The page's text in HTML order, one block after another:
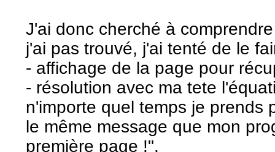
J'ai donc cherché à
j'ai pas trouvé, j'ai tenté de le
- affichage de la page pour
- résolution avec ma tete
n'importe quel temps je prends
le même message que mon
première page !".